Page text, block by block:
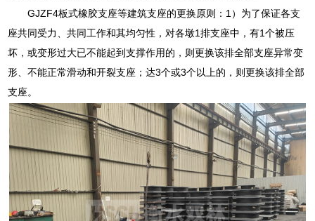
GJZF4板式橡胶支座等建筑支座的更换原则：1）为了保证各支
座共同受力、共同工作和其均匀性，对各墩1排支座中，有1个被压
坏，或变形过大已不能起到支撑作用的，则更换该排全部支座异常变
形、不能正常滑动和开裂支座；达3个或3个以上的，则更换该排全部
支座。